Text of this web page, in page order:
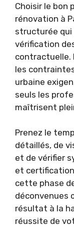
Choisir le bon
rénovation à
structurée qui
vérification
contractuelle.
les
urbaine
seuls les
maîtrisent
Prenez le
détaillés, de
et de vérifier
et
cette phase
déconvenues
résultat à la
réussite de